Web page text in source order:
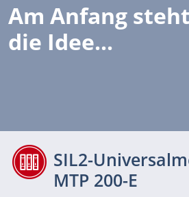
Am Anfang steht
die Idee...
SIL2-
MTP 200-E